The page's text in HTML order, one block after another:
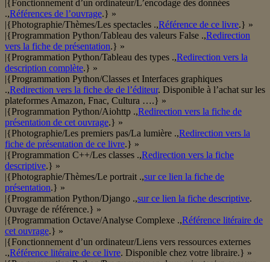
|{Fonctionnement d’un ordinateur/L’encodage des données
.,Références de l’ouvrage.} »
|{Photographie/Thèmes/Les spectacles .,Référence de ce livre.} »
|{Programmation Python/Tableau des valeurs False .,Redirection
vers la fiche de présentation.} »
|{Programmation Python/Tableau des types .,Redirection vers la
description complète.} »
|{Programmation Python/Classes et Interfaces graphiques
.,Redirection vers la fiche de de l’éditeur. Disponible à l’achat sur les
plateformes Amazon, Fnac, Cultura ….} »
|{Programmation Python/Aiohttp .,Redirection vers la fiche de
présentation de cet ouvrage.} »
|{Photographie/Les premiers pas/La lumière .,Redirection vers la
fiche de présentation de ce livre.} »
|{Programmation C++/Les classes .,Redirection vers la fiche
descriptive.} »
|{Photographie/Thèmes/Le portrait .,sur ce lien la fiche de
présentation.} »
|{Programmation Python/Django .,sur ce lien la fiche descriptive.
Ouvrage de référence.} »
|{Programmation Octave/Analyse Complexe .,Référence litéraire de
cet ouvrage.} »
|{Fonctionnement d’un ordinateur/Liens vers ressources externes
.,Référence litéraire de ce livre. Disponible chez votre libraire.} »